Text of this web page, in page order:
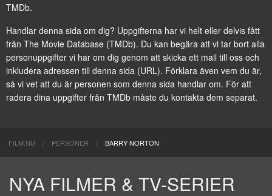
TMDb.
Handlar denna sida om dig? Uppgifterna har vi helt eller delvis fått
från The Movie Database (TMDb). Du kan begära att vi tar bort alla
personuppgifter vi har om dig genom att skicka ett mail till oss och
inkludera adressen till denna sida (URL). Förklara även vem du är,
så vi vet att du är personen som denna sida handlar om. För att
radera dina uppgifter från TMDb måste du kontakta dem separat.
FILM.NU PERSONER BARRY NORTON
NYA FILMER & TV-SERIER